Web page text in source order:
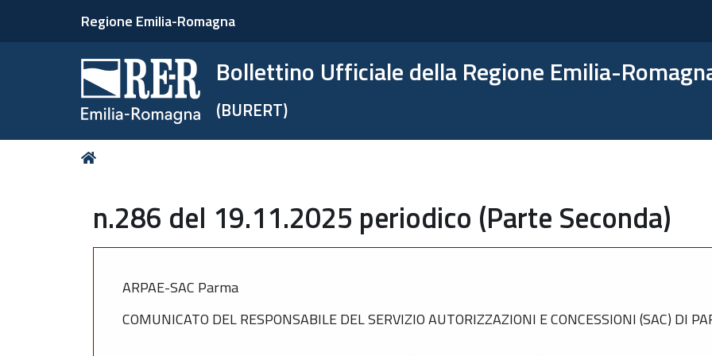
Regione Emilia-Romagna
Bollettino Ufficiale della Regione Emilia-
(BURERT)
Tu
n.286 del 19.11.2025 periodico (Parte Seconda)
ARPAE-SAC Parma
COMUNICATO DEL RESPONSABILE DEL SERVIZIO AUTORIZZAZIONI E CONCESSIONI (SAC) DI